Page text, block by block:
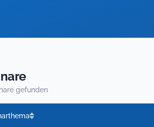
gefunden